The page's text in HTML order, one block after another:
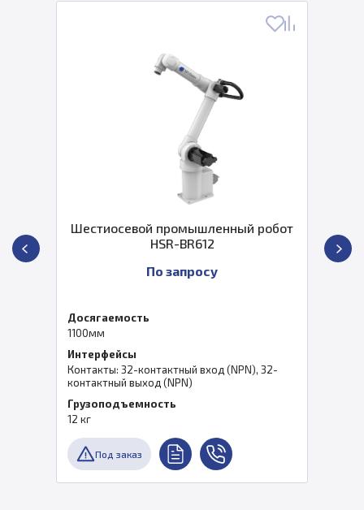
Шестиосевой промышленный робот
HSR-BR612
По запросу
Досягаемость
1100мм
Интерфейсы
Контакты: 32-контактный вход (NPN), 32-
контактный выход (NPN)
Грузоподъемность
12 кг
Под заказ